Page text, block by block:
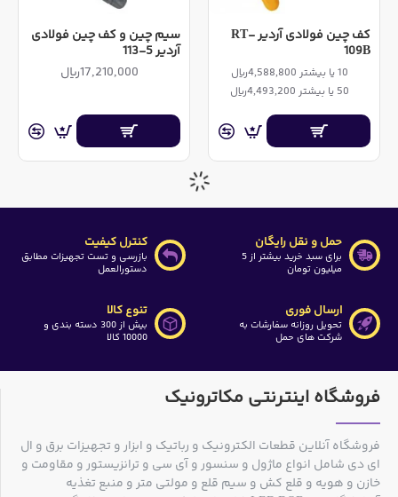
کف چین فولادی آردیر RT-
109B
10 یا بیشتر 4,588,800ریال
50 یا بیشتر 4,493,200ریال
سیم چین و کف چین فولادی
آردیر 5-113
17,210,000ریال
حمل و نقل رایگان
برای سبد خرید بیشتر از 5
میلیون تومان
کنترل کیفیت
بازرسی و تست تجهیزات مطابق
دستورالعمل
ارسال فوری
تحویل روزانه سفارشات به
شرکت های حمل
تنوع کالا
بیش از 300 دسته بندی و
10000 کالا
فروشگاه اینترنتی مکاترونیک
فروشگاه آنلاین قطعات الکترونیک و رباتیک و ابزار و تجهیزات برق و ال
ای دی شامل انواع ماژول و سنسور و آی سی و ترانزیستور و مقاومت و
خازن و هویه و قلع کش و سیم قلع و مولتی متر و منبع تغذیه